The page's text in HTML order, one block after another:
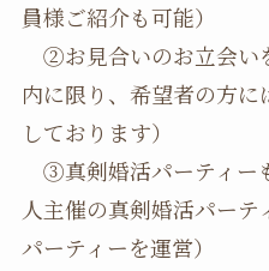
員様ご紹介も可能）
②お見合いのお立会い
内に限り、希望者の方
しております）
③真剣婚活パーティー
人主催の真剣婚活パーテ
パーティーを運営）